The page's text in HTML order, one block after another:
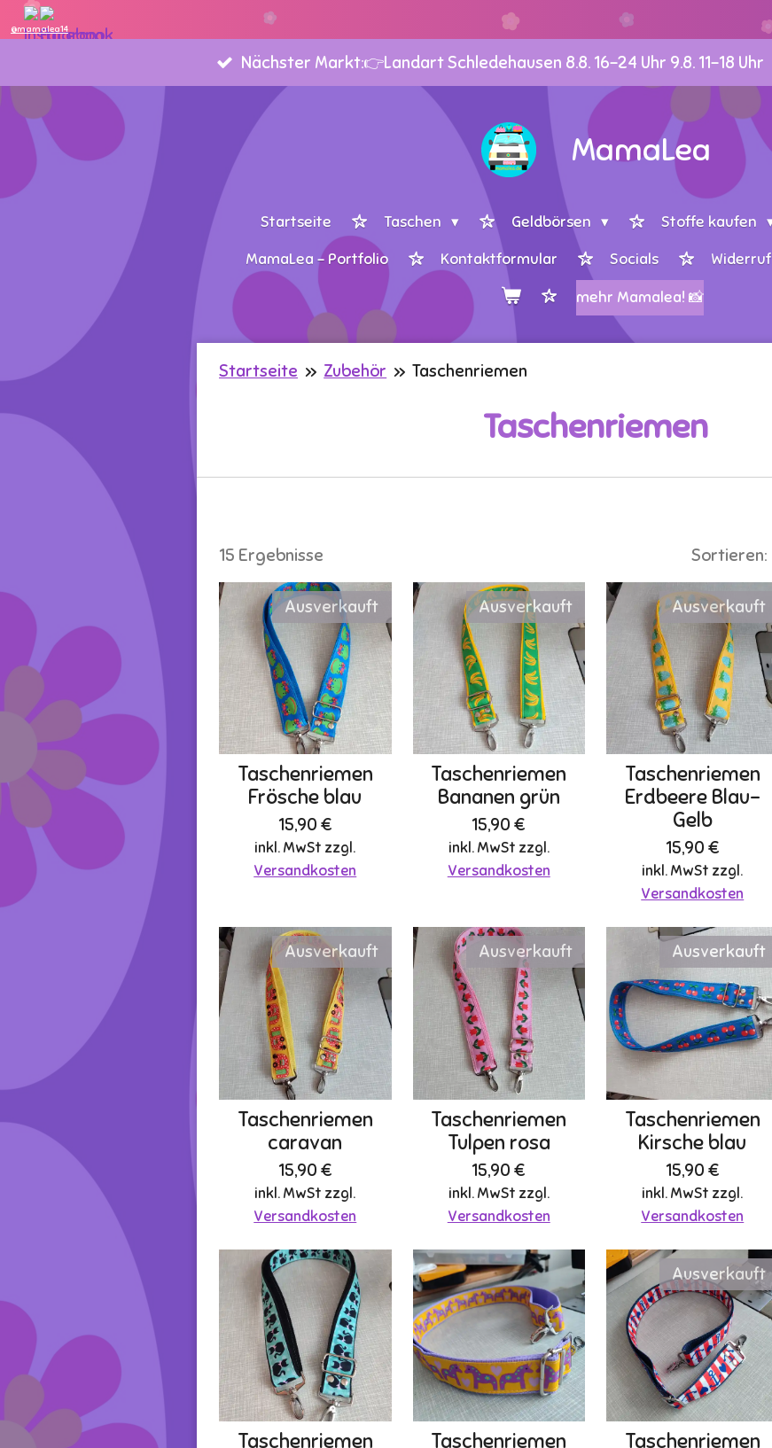
@mamalea14
Zum
springen
Nächster Markt:👉Landart Schledehausen 8.8. 16-24 Uhr 9.8. 11-18 Uhr
MamaLea
Startseite Taschen Geldbörsen Stoffe kaufen
MamaLea - Portfolio
Kontaktformular Socials Widerruf
mehr Mamalea! 📸
Startseite » Zubehör » Taschenriemen
Taschenriemen
15 Ergebnisse Sortieren:
Ausverkauft
Taschenriemen
Frösche blau
15,90 €
inkl. MwSt zzgl.
Versandkosten
Ausverkauft
Taschenriemen
Bananen grün
15,90 €
inkl. MwSt zzgl.
Versandkosten
Ausverkauft
Taschenriemen
Erdbeere Blau-
Gelb
15,90 €
inkl. MwSt zzgl.
Versandkosten
Ausverkauft
Taschenriemen
caravan
15,90 €
inkl. MwSt zzgl.
Versandkosten
Ausverkauft
Taschenriemen
Tulpen rosa
15,90 €
inkl. MwSt zzgl.
Versandkosten
Ausverkauft
Taschenriemen
Kirsche blau
15,90 €
inkl. MwSt zzgl.
Versandkosten
Taschenriemen
Taschenriemen
Ausverkauft
Taschenriemen